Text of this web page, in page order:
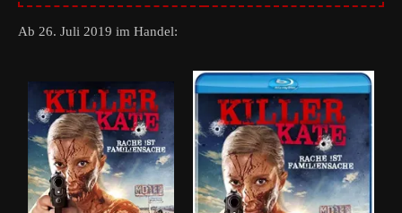
Ab 26. Juli 2019 im Handel: